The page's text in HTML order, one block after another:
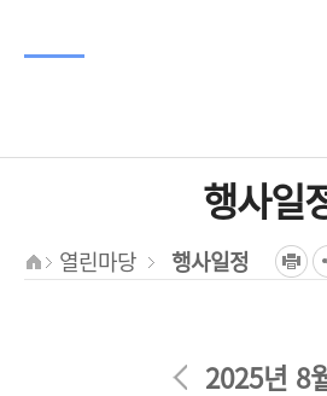
행사일
열린마당 행사일정
2025년 8